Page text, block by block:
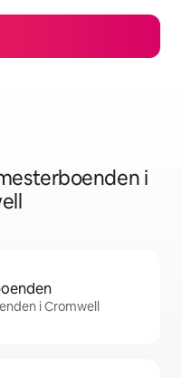
i
i Cromwell